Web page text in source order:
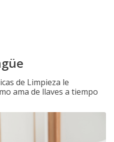
de Limpieza le
ama de llaves a tiempo